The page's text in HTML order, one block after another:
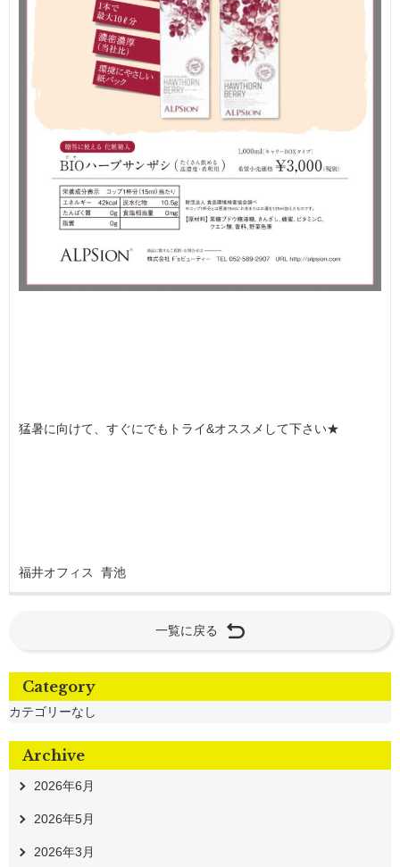
猛暑に向けて、すぐにでもトライ&オススメして下さい★
福井オフィス 青池
一覧に戻る
Category
カテゴリーなし
Archive
2026年6月
2026年5月
2026年3月